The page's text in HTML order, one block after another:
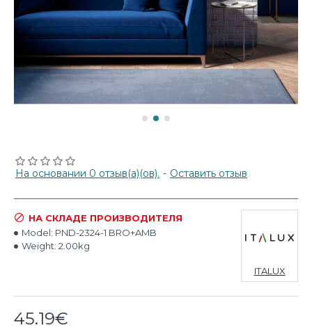
На основании 0 отзыв(а)(ов). - Оставить отзыв
45.19€
НА СКЛАДЕ ПРОИЗВОДИТЕЛЯ
Model: PND-2324-1 BRO+AMB
Weight: 2.00kg
ITALUX